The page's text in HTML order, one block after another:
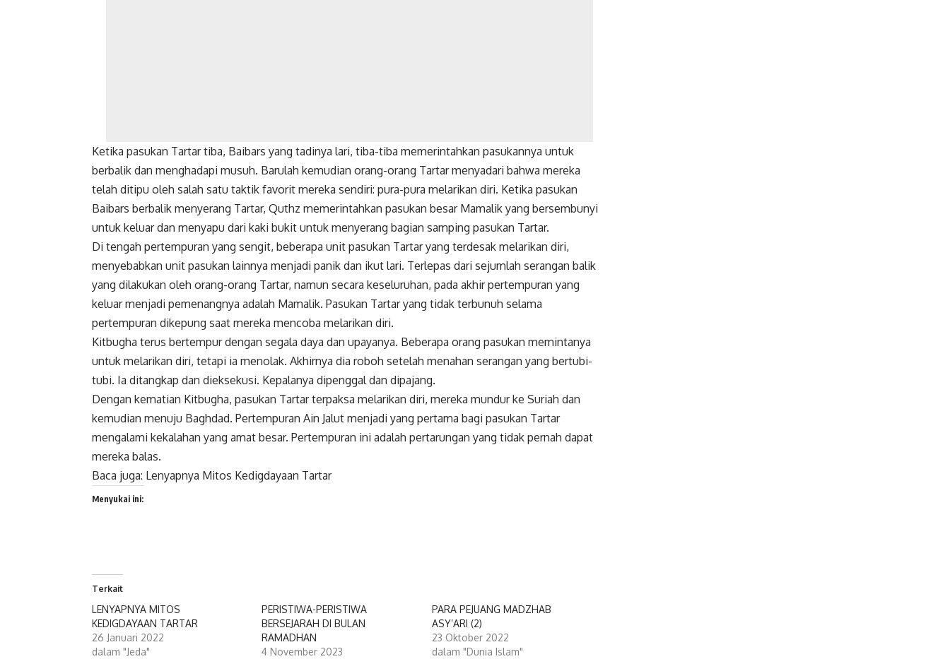
Ketika pasukan Tartar tiba, Baibars yang tadinya lari, tiba-tiba memerintahkan pasukannya untuk
berbalik dan menghadapi musuh. Barulah kemudian orang-orang Tartar menyadari bahwa mereka
telah ditipu oleh salah satu taktik favorit mereka sendiri: pura-pura melarikan diri. Ketika pasukan
Baibars berbalik menyerang Tartar, Quthz memerintahkan pasukan besar Mamalik yang bersembunyi
untuk keluar dan menyapu dari kaki bukit untuk menyerang bagian samping pasukan Tartar.
Di tengah pertempuran yang sengit, beberapa unit pasukan Tartar yang terdesak melarikan diri,
menyebabkan unit pasukan lainnya menjadi panik dan ikut lari. Terlepas dari sejumlah serangan balik
yang dilakukan oleh orang-orang Tartar, namun secara keseluruhan, pada akhir pertempuran yang
keluar menjadi pemenangnya adalah Mamalik. Pasukan Tartar yang tidak terbunuh selama
pertempuran dikepung saat mereka mencoba melarikan diri.
Kitbugha terus bertempur dengan segala daya dan upayanya. Beberapa orang pasukan memintanya
untuk melarikan diri, tetapi ia menolak. Akhirnya dia roboh setelah menahan serangan yang bertubi-
tubi. Ia ditangkap dan dieksekusi. Kepalanya dipenggal dan dipajang.
Dengan kematian Kitbugha, pasukan Tartar terpaksa melarikan diri, mereka mundur ke Suriah dan
kemudian menuju Baghdad. Pertempuran Ain Jalut menjadi yang pertama bagi pasukan Tartar
mengalami kekalahan yang amat besar. Pertempuran ini adalah pertarungan yang tidak pernah dapat
mereka balas.
Baca juga: Lenyapnya Mitos Kedigdayaan Tartar
Menyukai ini:
Terkait
LENYAPNYA MITOS
KEDIGDAYAAN TARTAR
26 Januari 2022
dalam "Jeda"
PERISTIWA-PERISTIWA
BERSEJARAH DI BULAN
RAMADHAN
4 November 2023
PARA PEJUANG MADZHAB
ASY’ARI (2)
23 Oktober 2022
dalam "Dunia Islam"